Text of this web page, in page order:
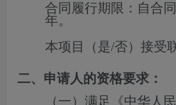
合同履行期限： 自合
年。
本项目（是/否）接受
二、申请人的资格要求：
（一）满足《中华人